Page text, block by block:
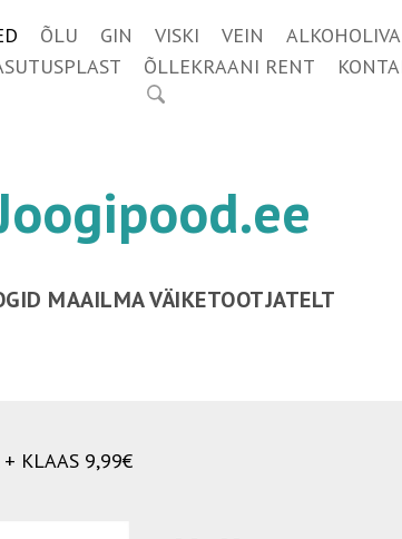
ÕLU GIN VISKI VEIN
ÕLLEKRAANI RENT
MAAILMA VÄIKETOOTJATELT
+ KLAAS 9,99€